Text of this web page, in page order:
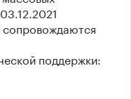
поддержки: